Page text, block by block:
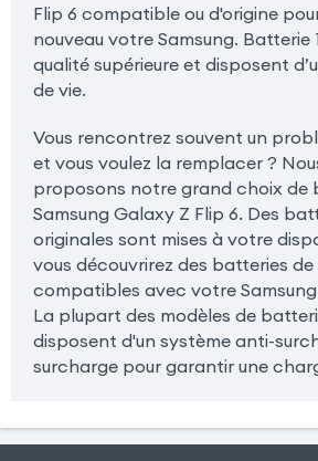
Flip 6 compatible ou d'origine
nouveau votre Samsung. Batterie
qualité supérieure et disposent
de vie.
Vous rencontrez souvent un
et vous voulez la remplacer ?
proposons notre grand choix de
Samsung Galaxy Z Flip 6. Des
originales sont mises à votre
vous découvrirez des batteries
compatibles avec votre
La plupart des modèles de
disposent d'un système anti-
surcharge pour garantir une